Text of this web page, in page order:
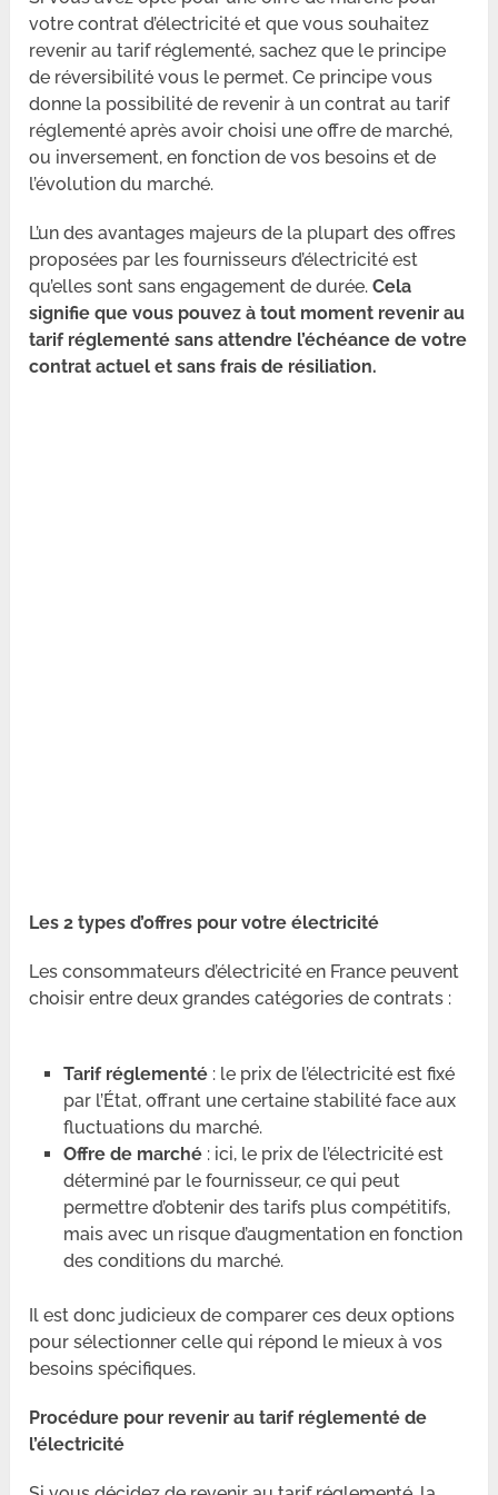
votre contrat d’électricité et que vous souhaitez
revenir au tarif réglementé, sachez que le principe
de réversibilité vous le permet. Ce principe vous
donne la possibilité de revenir à un contrat au tarif
réglementé après avoir choisi une offre de marché,
ou inversement, en fonction de vos besoins et de
l’évolution du marché.
L’un des avantages majeurs de la plupart des offres
proposées par les fournisseurs d’électricité est
qu’elles sont sans engagement de durée.Cela
signifie que vous pouvez à tout moment revenir au
tarif réglementé sans attendre l’échéance de votre
contrat actuel et sans frais de résiliation.
Les 2 types d’offres pour votre électricité
Les consommateurs d’électricité en France peuvent
choisir entre deux grandes catégories de contrats :
Tarif réglementé: le prix de l’électricité est fixé
par l’État, offrant une certaine stabilité face aux
fluctuations du marché.
Offre de marché: ici, le prix de l’électricité est
déterminé par le fournisseur, ce qui peut
permettre d’obtenir des tarifs plus compétitifs,
mais avec un risque d’augmentation en fonction
des conditions du marché.
Il est donc judicieux de comparer ces deux options
pour sélectionner celle qui répond le mieux à vos
besoins spécifiques.
Procédure pour revenir au tarif réglementé de
l’électricité